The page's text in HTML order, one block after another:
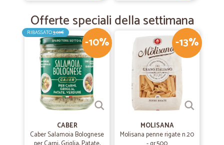
Offerte speciali della settimana
-10%
RIBASSATO3,69€
CABER
Caber Salamoia Bolognese
-13%
MOLISANA
Molisana penne rigate n.20